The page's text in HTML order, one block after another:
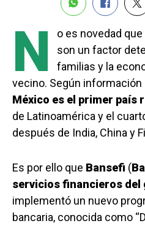
N
o es novedad
son un factor
familias y la
vecino. Según información
México es el primer país
de Latinoamérica y el
después de India, China y
Es por ello que Bansefi (
servicios financieros del
implementó un nuevo
bancaria, conocida como